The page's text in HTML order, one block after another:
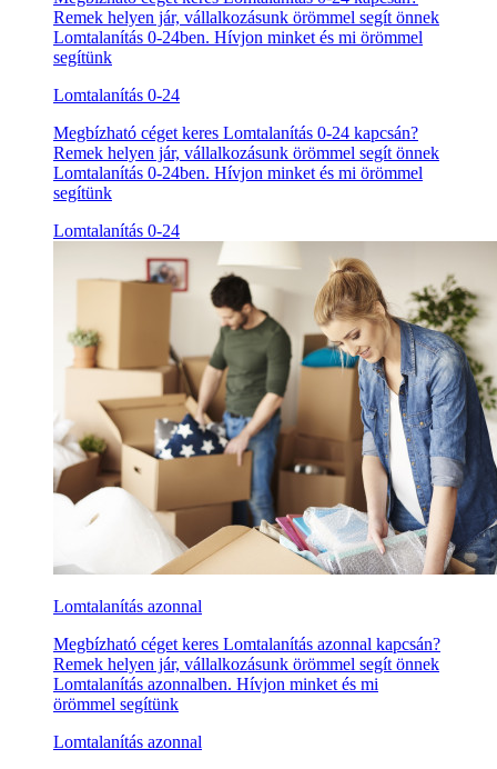
Remek helyen jár, vállalkozásunk örömmel segít önnek
Lomtalanítás 0-24ben. Hívjon minket és mi örömmel
segítünk
Lomtalanítás 0-24
Megbízható céget keres Lomtalanítás 0-24 kapcsán?
Remek helyen jár, vállalkozásunk örömmel segít önnek
Lomtalanítás 0-24ben. Hívjon minket és mi örömmel
segítünk
Lomtalanítás 0-24
Lomtalanítás azonnal
Megbízható céget keres Lomtalanítás azonnal kapcsán?
Remek helyen jár, vállalkozásunk örömmel segít önnek
Lomtalanítás azonnalben. Hívjon minket és mi
örömmel segítünk
Lomtalanítás azonnal